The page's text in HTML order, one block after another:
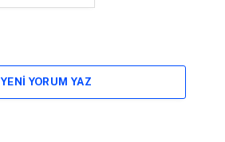
YENI YORUM YAZ